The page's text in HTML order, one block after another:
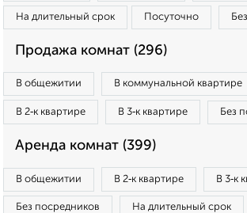
На длительный срок Посуточно
Продажа комнат (296)
В общежитии В коммунальной квартире
В 2‑к квартире В 3‑к квартире Без
Аренда комнат (399)
В общежитии В 2‑к квартире В 3‑к
Без посредников На длительный срок